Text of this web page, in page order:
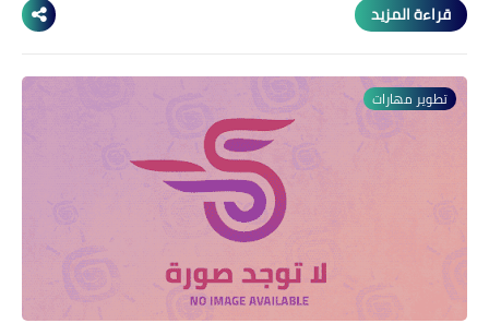
قراءة المزيد
تطوير مهارات